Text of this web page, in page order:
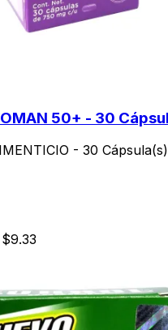
50+ - 30
- 30 Cápsula(s)